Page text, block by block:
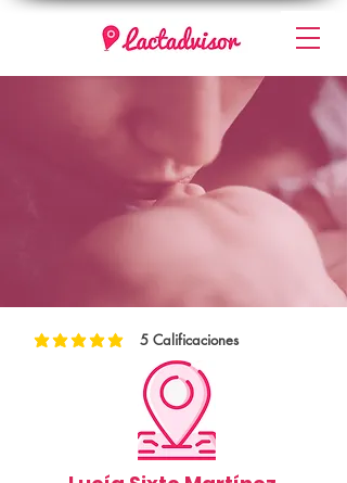
5 Calificaciones
la calificación promedio es 5 de 5, basada en 5